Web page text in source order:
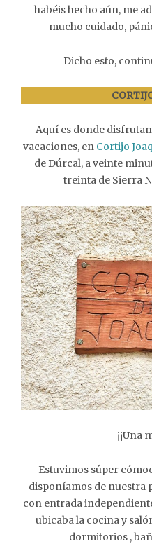
habéis hecho aún, me
mucho cuidado,
Dicho esto,
Aquí es donde
vacaciones, en Cortijo
de Dúrcal, a veinte
treinta de Sierra
¡¡Una
Estuvimos súper
disponíamos de nuestra
con entrada
ubicaba la cocina y
dormitorios ,